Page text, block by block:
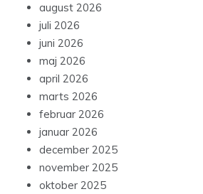
august 2026
juli 2026
juni 2026
maj 2026
april 2026
marts 2026
februar 2026
januar 2026
december 2025
november 2025
oktober 2025